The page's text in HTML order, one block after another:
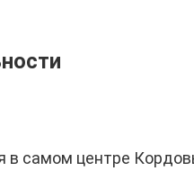
в самом центре